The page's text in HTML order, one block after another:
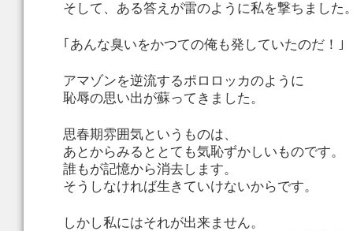
そして、ある答えが雷のように私を撃ちました
｢あんな臭いをかつての俺も発していたのだ！｣
アマゾンを逆流するポロロッカのように
恥辱の思い出が蘇ってきました。
思春期雰囲気というものは、
あとからみるととても気恥ずかしいものです。
誰もが記憶から消去します。
そうしなければ生きていけないからです。
しかし私にはそれが出来ません。